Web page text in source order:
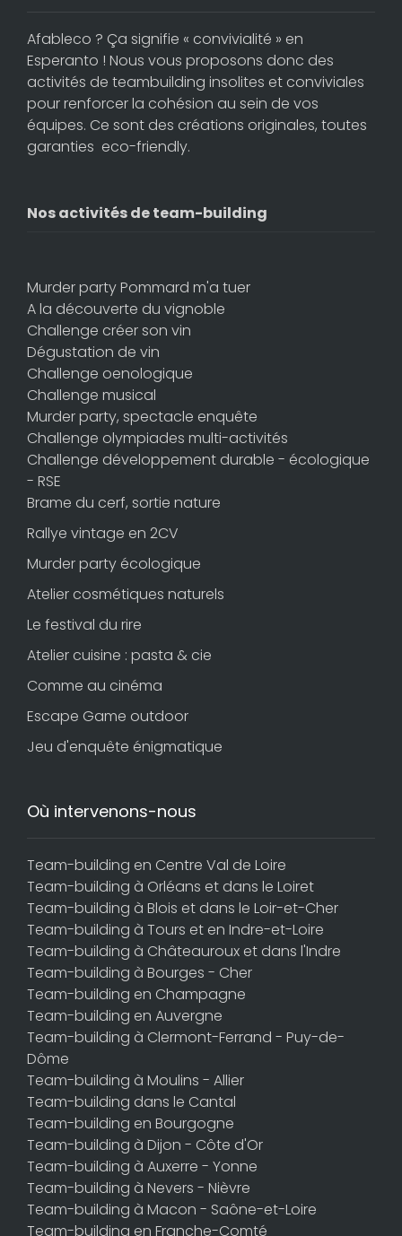
Afableco ? Ça signifie « convivialité » en
Esperanto ! Nous vous proposons donc des
activités de teambuilding insolites et conviviales
pour renforcer la cohésion au sein de vos
équipes. Ce sont des créations originales, toutes
garanties eco-friendly.
Nos activités de team-building
Murder party Pommard m'a tuer
A la découverte du vignoble
Challenge créer son vin
Dégustation de vin
Challenge oenologique
Challenge musical
Murder party, spectacle enquête
Challenge olympiades multi-activités
Challenge développement durable - écologique
- RSE
Brame du cerf, sortie nature
Rallye vintage en 2CV
Murder party écologique
Atelier cosmétiques naturels
Le festival du rire
Atelier cuisine : pasta & cie
Comme au cinéma
Escape Game outdoor
Jeu d'enquête énigmatique
Où intervenons-nous
Team-building en Centre Val de Loire
Team-building à Orléans et dans le Loiret
Team-building à Blois et dans le Loir-et-Cher
Team-building à Tours et en Indre-et-Loire
Team-building à Châteauroux et dans l'Indre
Team-building à Bourges - Cher
Team-building en Champagne
Team-building en Auvergne
Team-building à Clermont-Ferrand - Puy-de-
Dôme
Team-building à Moulins - Allier
Team-building dans le Cantal
Team-building en Bourgogne
Team-building à Dijon - Côte d'Or
Team-building à Auxerre - Yonne
Team-building à Nevers - Nièvre
Team-building à Macon - Saône-et-Loire
Team-building en Franche-Comté